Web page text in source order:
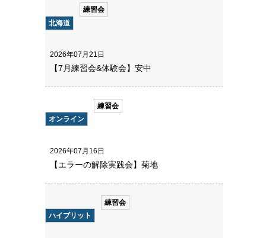
北海道
練習会
2026年07月21日
【7月練習会&体験会】安中
オンライン
練習会
2026年07月16日
【エラーの解除実践会】菊地
ハイブリット
練習会